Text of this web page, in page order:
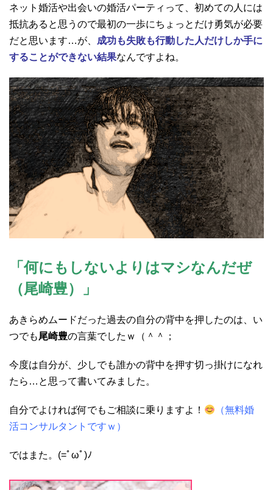
ネット婚活や出会いの婚活パーティって、初めての人には
抵抗あると思うので最初の一歩にちょっとだけ勇気が必要
だと思います…が、 成功も失敗も行動した人だけしか手に
することができない結果なんですよね。
「何にもしないよりはマシなんだぜ
（尾崎豊）」
あきらめムードだった過去の自分の背中を押したのは、い
つでも尾崎豊の言葉でしたｗ（＾＾；
今度は自分が、少しでも誰かの背中を押す切っ掛けになれ
たら…と思って書いてみました。
自分でよければ何でもご相談に乗りますよ！
（無料婚
活コンサルタントですｗ）
ではまた。(=ﾟωﾟ)ﾉ